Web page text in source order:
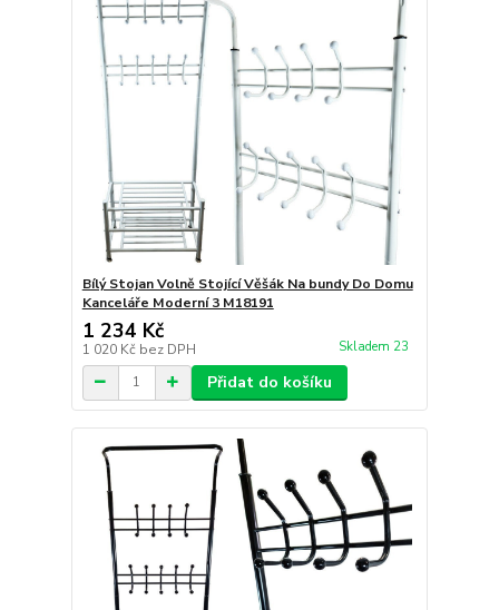
Bílý Stojan Volně Stojící Věšák Na bundy Do Domu
Kanceláře Moderní 3 M18191
1 234 Kč
1 020 Kč bez DPH Skladem 23
Přidat do košíku